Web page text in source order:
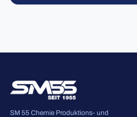
SM 55 Chemie Produktions- und